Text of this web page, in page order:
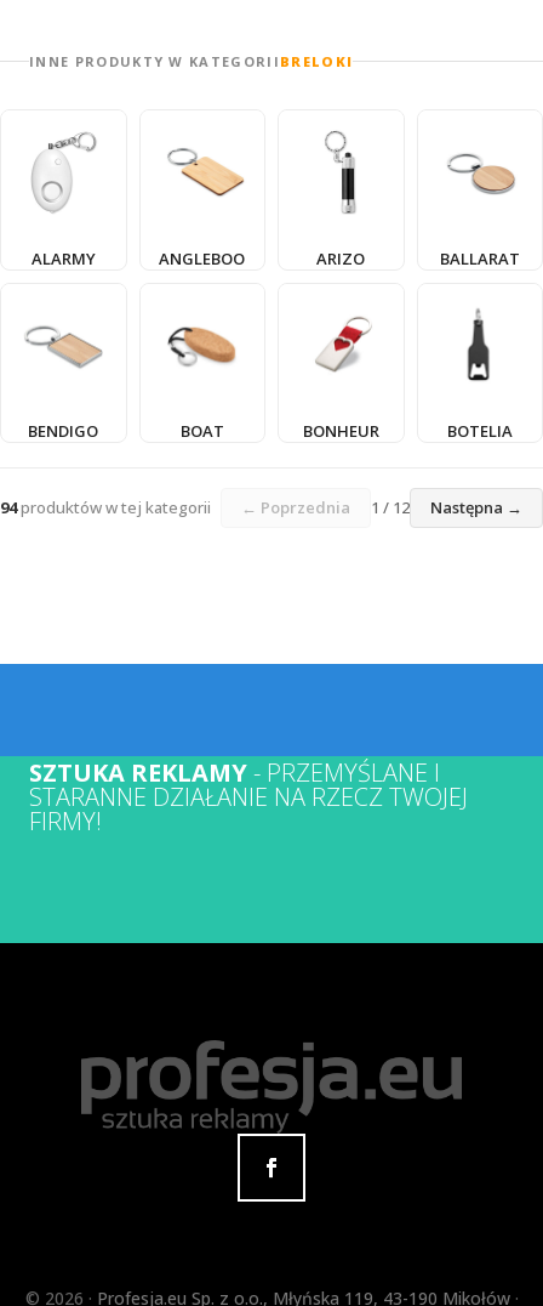
INNE PRODUKTY W KATEGORII BRELOKI
ALARMY ANGLEBOO ARIZO BALLARAT
BENDIGO BOAT BONHEUR BOTELIA
94produktów w tej kategorii ← Poprzednia 1 / 12 Następna →
SZTUKA REKLAMY- PRZEMYŚLANE I
STARANNE DZIAŁANIE NA RZECZ TWOJEJ
FIRMY!
© 2026 · Profesja.eu Sp. z o.o., Młyńska 119, 43-190 Mikołów·